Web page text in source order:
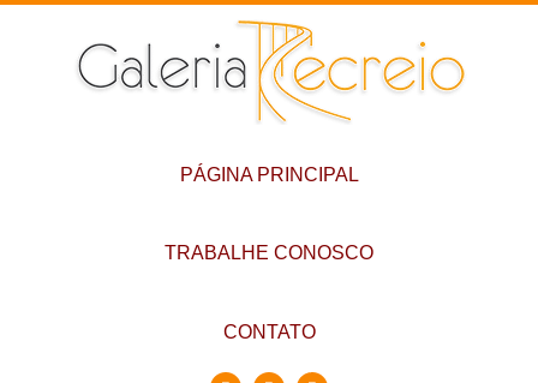
PÁGINA PRINCIPAL
TRABALHE CONOSCO
CONTATO